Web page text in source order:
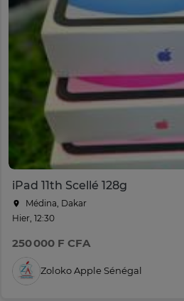
iPad 11th Scellé 128g
Médina, Dakar
Hier, 12:30
250 000 F CFA
Zoloko Apple Sénégal